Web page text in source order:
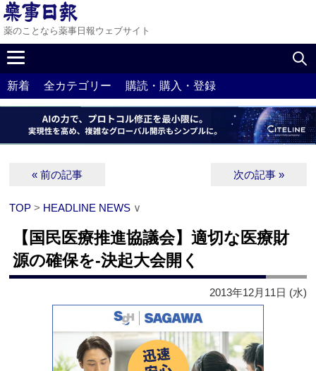
薬のことなら薬事日報ウェブサイト
新着 全カテゴリー 購読・購入・登録
« 前の記事 次の記事 »
TOP > HEADLINE NEWS ∨
【国民医療推進協議会】適切な医療財
源の確保を‐決起大会開く
2013年12月11日 (水)